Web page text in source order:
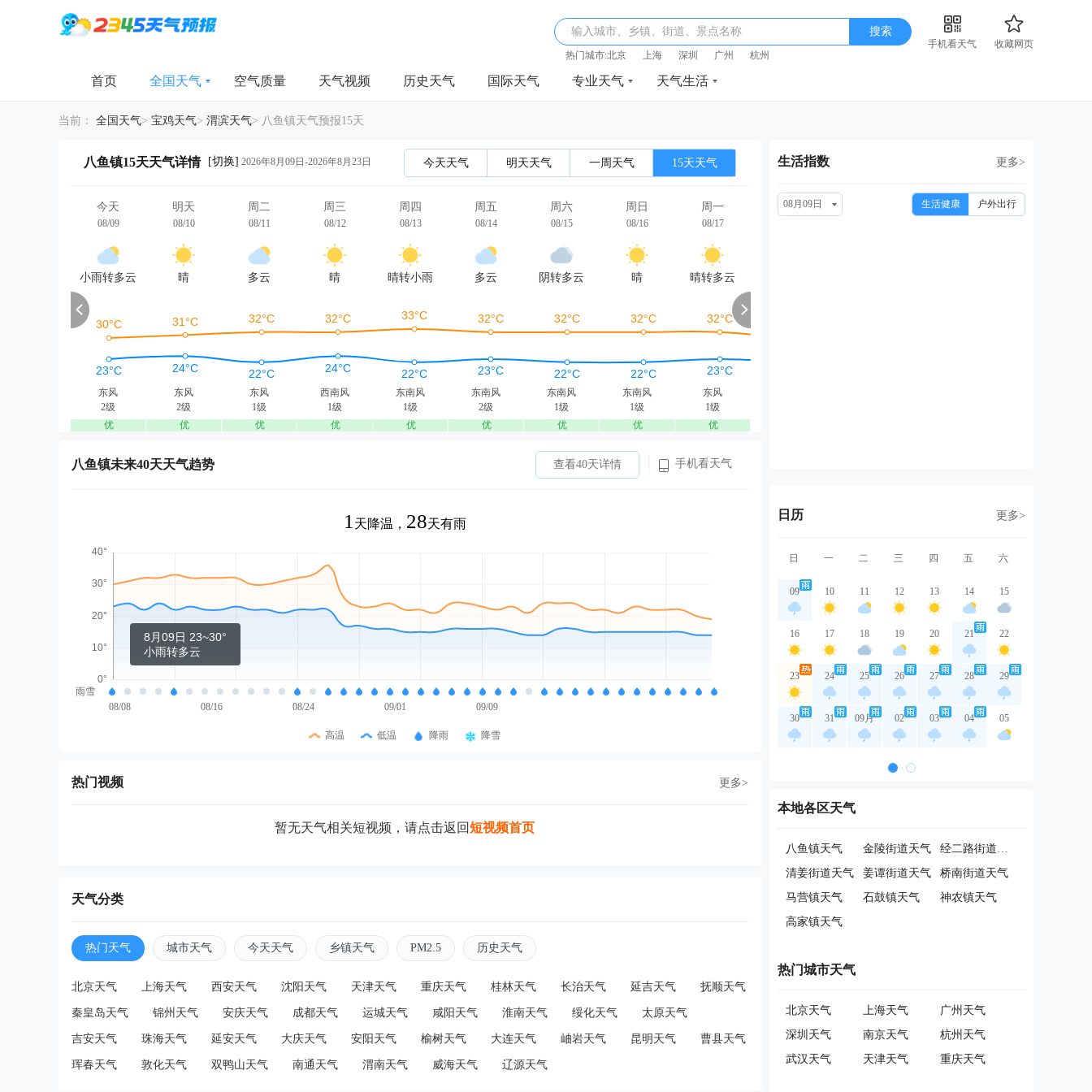
输入城市、乡镇、街道、景点名称 搜索
手机看天气
收藏网页
热门城市:北京 上海 深圳 广州 杭州
首页 全国天气 空气质量 天气视频 历史天气 国际天气 专业天气 天气生活
当前： 全国天气> 宝鸡天气> 渭滨天气> 八鱼镇天气预报15天
八鱼镇15天天气详情 [切换] 2026年8月09日-2026年8月23日 今天天气 明天天气 一周天气 15天天气
今天
08/09
小雨转多云
东风
2级
优
明天
08/10
晴
东风
2级
优
周二
08/11
多云
东风
1级
优
周三
08/12
晴
西南风
1级
优
周四
08/13
晴转小雨
东南风
1级
优
周五
08/14
多云
东南风
2级
优
周六
08/15
阴转多云
东南风
1级
优
周日
08/16
晴
东南风
1级
优
周一
08/17
晴转多云
东风
1级
优
周二 周四 周五
八鱼镇未来40天天气趋势 查看40天详情 手机看天气
1 天降温， 28天有雨
8月09日 23~30°
小雨转多云
雨雪
08/08
08/16 08/24 09/01 09/09
高温 低温 降雨 降雪
热门视频 更多>
暂无天气相关短视频，请点击返回短视频首页
天气分类
热门天气 城市天气 今天天气 乡镇天气 PM2.5 历史天气
北京天气 上海天气 西安天气 沈阳天气 天津天气 重庆天气 桂林天气 长治天气 延吉天气 抚顺天气
秦皇岛天气 锦州天气 安庆天气 成都天气 运城天气 咸阳天气 淮南天气 绥化天气 太原天气
吉安天气 珠海天气 延安天气 大庆天气 安阳天气 榆树天气 大连天气 岫岩天气 昆明天气 曹县天气
珲春天气 敦化天气 双鸭山天气 南通天气 渭南天气 威海天气 辽源天气
生活指数 更多>
08月09日 生活健康 户外出行
日历 更多>
日 一 二 三 四 五 六
09 10 11 12 13 14 15
16 17 18 19 20 21 22
23 24 25 26 27 28 29
30 31 09月 02 03 04 05
本地各区天气
八鱼镇天气 金陵街道天气
经二路街道天气
清姜街道天气
姜谭街道天气
桥南街道天气
马营镇天气
石鼓镇天气
神农镇天气
高家镇天气
热门城市天气
北京天气 上海天气
广州天气
深圳天气
南京天气
杭州天气
武汉天气
天津天气 重庆天气